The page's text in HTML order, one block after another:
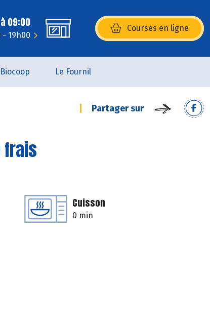
09:00
- 19h00
Courses en ligne
(s’ouvre dans une nouvelle
Biocoop Le Fournil
Partager sur
frais
Cuisson
0 min